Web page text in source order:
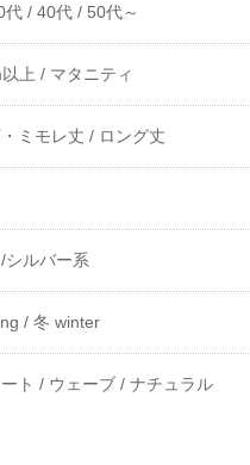
代 / 40代 / 50代～
上 / マタニティ
ミモレ丈 / ロング丈
シルバー系
/ 冬 winter
ト / ウェーブ / ナチュラル